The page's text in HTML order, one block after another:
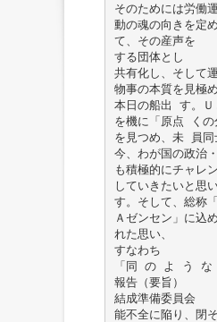
そのためには労働
動の魂の向きを定
て、その産声を
する団体とし
共有化し、そして
物事の本質を見極
本日の船出 す。Ｕ
を機に「原点 くの
を見つめ、未 員同
今、わが国の政治
も積極的にチャレ
していきたいと思
す。そして、総称
Ａゼンセン」に込
れた思い、
すなわち
「同 の よ う な
報告（要旨）
結成準備委員会
能不全に陥り、閉